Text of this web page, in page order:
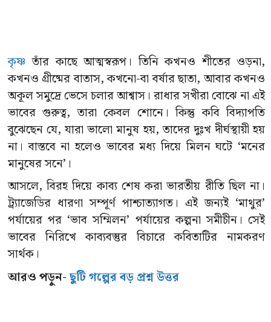
কৃষ্ণ তাঁর কাছে আত্মস্বরূপ। তিনি কখনও শীতের ওড়না,
কখনও গ্রীষ্মের বাতাস, কখনো-বা বর্ষার ছাতা, আবার কখনও
অকূল সমুদ্রে ভেসে চলার আশ্বাস। রাধার সখীরা বোঝে না এই
ভাবের গুরুত্ব, তারা কেবল শোনে। কিন্তু কবি বিদ্যাপতি
বুঝেছেন যে, যারা ভালো মানুষ হয়, তাদের দুঃখ দীর্ঘস্থায়ী হয়
না। বাস্তবে না হলেও ভাবের মধ্য দিয়ে মিলন ঘটে ‘মনের
মানুষের সনে’।
আসলে, বিরহ দিয়ে কাব্য শেষ করা ভারতীয় রীতি ছিল না।
ট্র্যাজেডির ধারণা সম্পূর্ণ পাশ্চাত্যাগত। এই জন্যই ‘মাথুর’
পর্যায়ের পর ‘ভাব সম্মিলন’ পর্যায়ের কল্পনা সমীচীন। সেই
ভাবের নিরিখে কাব্যবস্তুর বিচারে কবিতাটির নামকরণ
সার্থক।
আরও পড়ুন-ছুটি গল্পের বড় প্রশ্ন উত্তর